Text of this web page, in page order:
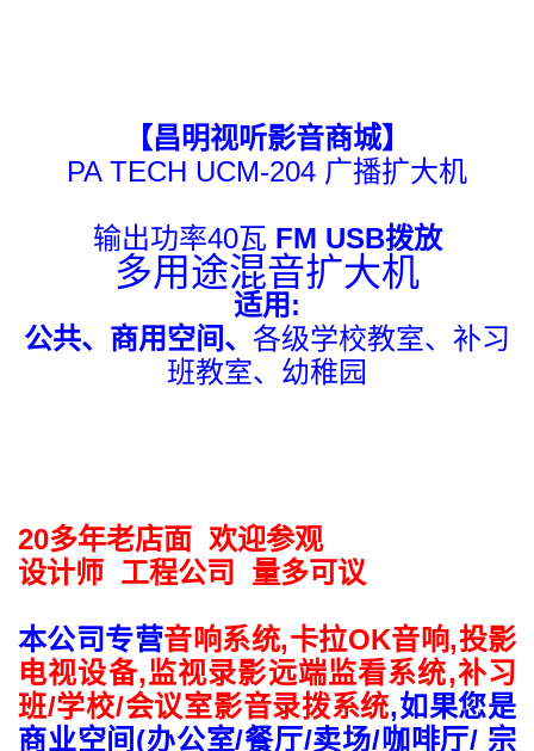
【昌明视听影音商城】
PA TECH UCM-204 广播扩大机
输出功率40瓦 FM USB拨放
多用途混音扩大机
适用:
公共、商用空间、 各级学校教室、补习
班教室、幼稚园
20多年老店面 欢迎参观
设计师 工程公司 量多可议
本公司专营音响系统,卡拉OK音响,投影
电视设备,监视录影远端监看系统,补习
班/学校/会议室影音录拨系统,如果您是
商业空间(办公室/餐厅/卖场/咖啡厅/ 宗